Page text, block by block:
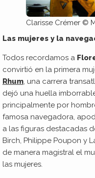
Clarisse Crémer ©
Las mujeres y la
Todos recordamos a
convirtió en la primera
Rhum , una carrera
dejó una huella
principalmente por
famosa navegadora,
a las figuras destacadas
Birch, Philippe Poupon y
de manera magistral el
las mujeres.